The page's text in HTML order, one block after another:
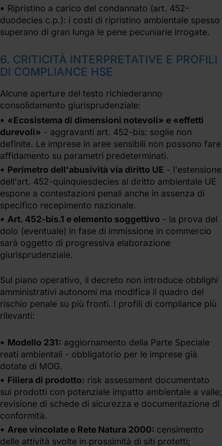
Ripristino a carico del condannato (art. 452-
duodecies c.p.): i costi di ripristino ambientale spesso
superano di gran lunga le pene pecuniarie irrogate.
6. CRITICITÀ INTERPRETATIVE E PROFILI
DI COMPLIANCE HSE
Alcune aperture del testo richiederanno
consolidamento giurisprudenziale:
«Ecosistema di dimensioni notevoli» e «effetti
durevoli» - aggravanti art. 452-bis: soglie non
definite. Le imprese in aree sensibili non possono fare
affidamento su parametri predeterminati.
Perimetro dell'abusività via diritto UE - l'estensione
dell'art. 452-quinquiesdecies al diritto ambientale UE
espone a contestazioni penali anche in assenza di
specifico recepimento nazionale.
Art. 452-bis.1 e elemento soggettivo - la prova del
dolo (eventuale) in fase di immissione in commercio
sarà oggetto di progressiva elaborazione
giurisprudenziale.
Sul piano operativo, il decreto non introduce obblighi
amministrativi autonomi ma modifica il quadro del
rischio penale su più fronti. I profili di compliance più
rilevanti:
Modello 231: aggiornamento della Parte Speciale
reati ambientali - obbligatorio per le imprese già
dotate di MOG.
Filiera di prodotto: risk assessment documentato
sui prodotti con potenziale impatto ambientale a valle;
revisione di schede di sicurezza e documentazione di
conformità.
Aree vincolate e Rete Natura 2000: censimento
delle attività svolte in prossimità di siti protetti;